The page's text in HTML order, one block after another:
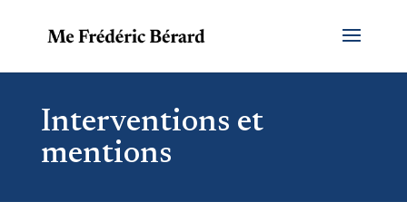
Interventions et
mentions